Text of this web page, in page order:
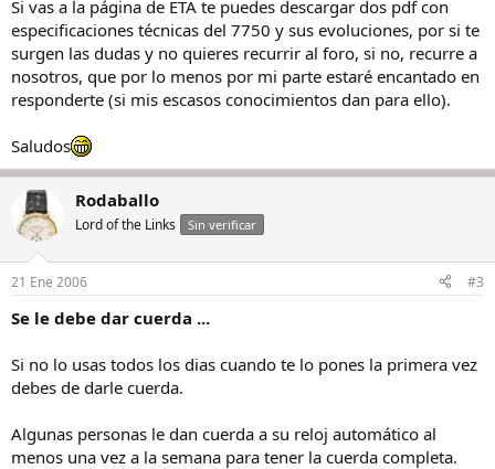
Si vas a la página de ETA te puedes descargar dos pdf con
especificaciones técnicas del 7750 y sus evoluciones, por si te
surgen las dudas y no quieres recurrir al foro, si no, recurre a
nosotros, que por lo menos por mi parte estaré encantado en
responderte (si mis escasos conocimientos dan para ello).
Saludos
Rodaballo
Lord of the Links Sin verificar
21 Ene 2006 #3
Se le debe dar cuerda ...
Si no lo usas todos los dias cuando te lo pones la primera vez
debes de darle cuerda.
Algunas personas le dan cuerda a su reloj automático al
menos una vez a la semana para tener la cuerda completa.